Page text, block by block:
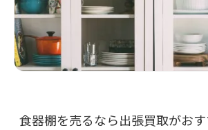
食器棚を売るなら出張買取がお